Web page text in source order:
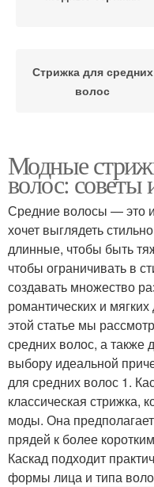
Стрижка для средних
волос
Стрижка на волосы
Новинки в стрижках
Модные
волос: советы
Средние волосы — это
хочет выглядеть
длинные, чтобы быть
чтобы ограничивать в
создавать множество
романтических и
этой статье мы
средних волос, а также
выбору идеальной
для средних волос 1.
классическая стрижка,
моды. Она
прядей к более
Каскад подходит
формы лица и типа